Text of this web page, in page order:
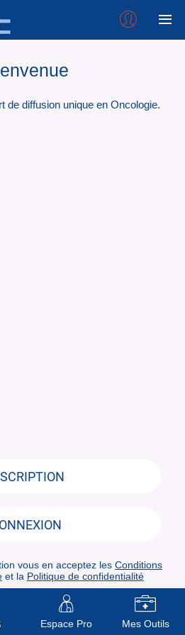
de diffusion unique en Oncologie.
vous en acceptez les Conditions
et la Politique de confidentialité
Espace Pro Mes Outils